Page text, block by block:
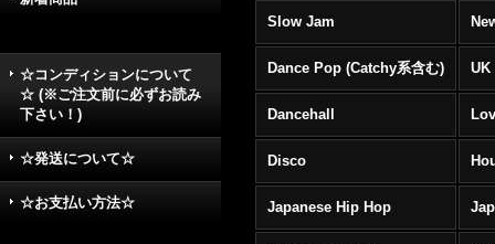
☆コンディションについて
☆ (※ご注文前に必ずお読み
下さい！)
☆発送について☆
☆お支払い方法☆
Slow Jam
Dance Pop (Catchy系含む) UK
Dancehall
Disco
Japanese Hip Hop